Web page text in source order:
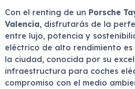
Con el renting de un Porsche
Valencia, disfrutarás de la
entre lujo, potencia y
eléctrico de alto rendimiento
la ciudad, conocida por su
infraestructura para coches
compromiso con el medio